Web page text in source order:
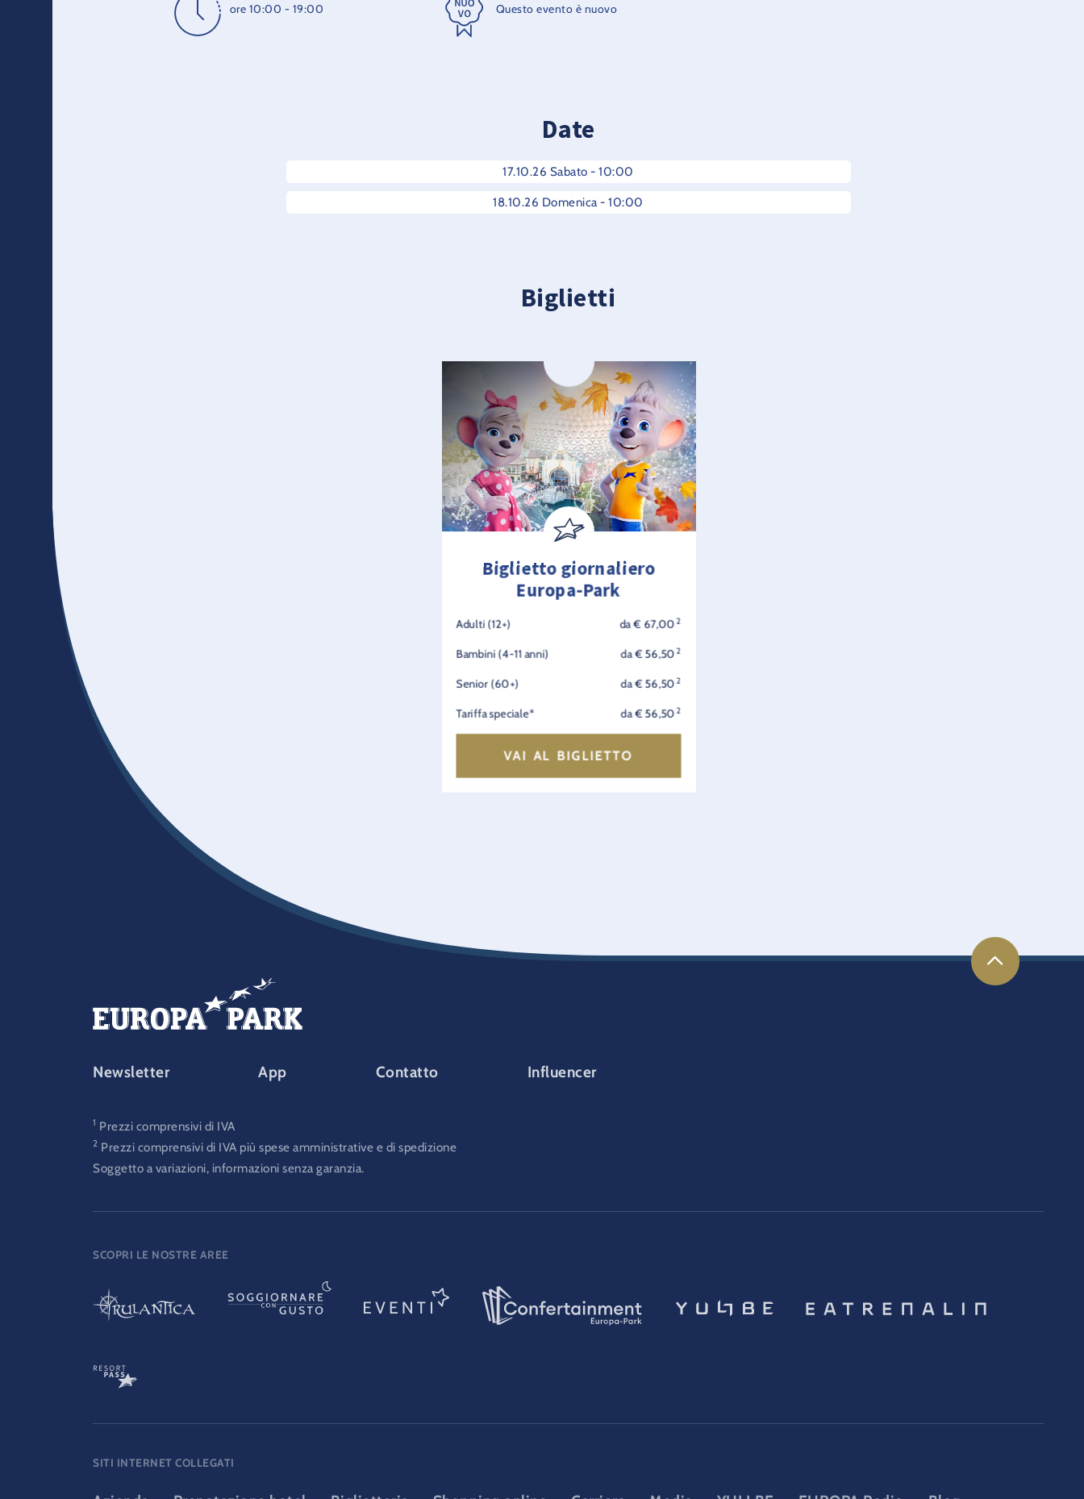
ore 10:00 - 19:00
Questo evento è nuovo
Date
17.10.26 Sabato - 10:00
18.10.26 Domenica - 10:00
Biglietti
Biglietto giornaliero
Europa-Park
Adulti (12+) da € 67,002
Bambini (4-11 anni) da € 56,502
Senior (60+) da € 56,502
Tariffa speciale* da € 56,502
VAI AL BIGLIETTO
FOOTER-PARK
Newsletter App Contatto Influencer
1 Prezzi comprensivi di IVA
2 Prezzi comprensivi di IVA più spese amministrative e di spedizione
Soggetto a variazioni, informazioni senza garanzia.
SCOPRI LE NOSTRE AREE
SITI INTERNET COLLEGATI